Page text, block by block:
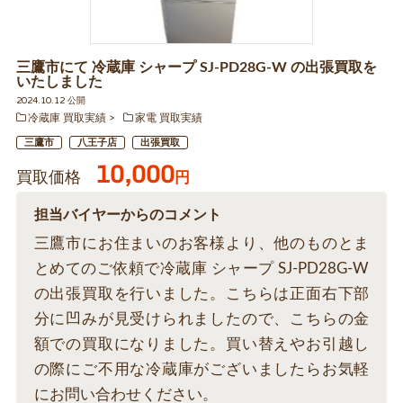
三鷹市にて 冷蔵庫 シャープ SJ-PD28G-W の出張買取を
いたしました
2024.10.12 公開
冷蔵庫 買取実績
家電 買取実績
三鷹市 八王子店 出張買取
買取価格 10,000円
担当バイヤーからのコメント
三鷹市にお住まいのお客様より、他のものとま
とめてのご依頼で冷蔵庫 シャープ SJ-PD28G-W
の出張買取を行いました。こちらは正面右下部
分に凹みが見受けられましたので、こちらの金
額での買取になりました。買い替えやお引越し
の際にご不用な冷蔵庫がございましたらお気軽
にお問い合わせください。